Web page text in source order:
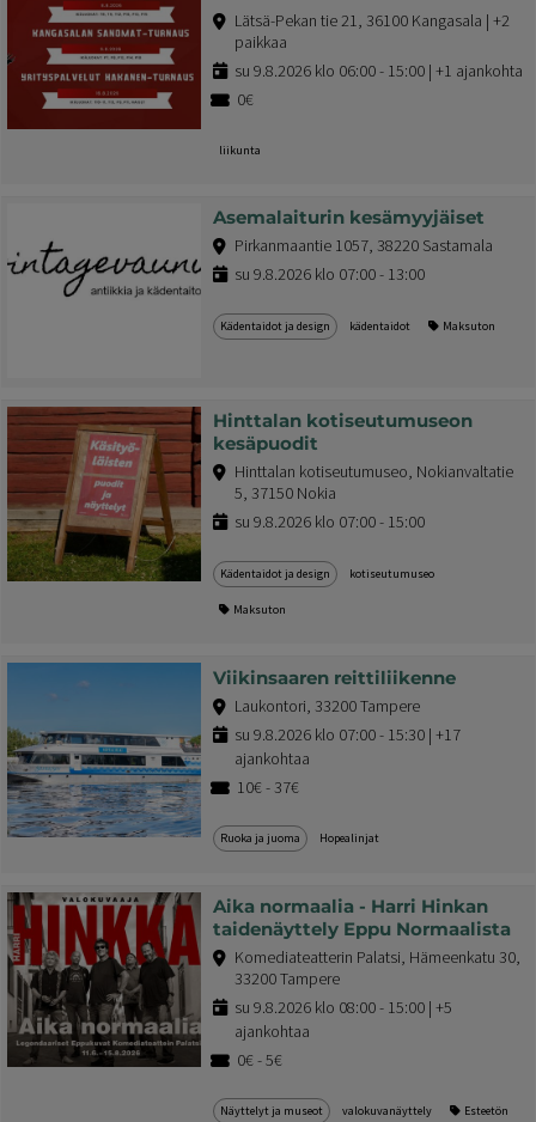
Lätsä-Pekan tie 21, 36100 Kangasala | +2
paikkaa
su 9.8.2026 klo 06:00 - 15:00 | +1 ajankohta
0€
liikunta
Asemalaiturin kesämyyjäiset
Pirkanmaantie 1057, 38220 Sastamala
su 9.8.2026 klo 07:00 - 13:00
Kädentaidot ja design kädentaidot Maksuton
Hinttalan kotiseutumuseon
kesäpuodit
Hinttalan kotiseutumuseo, Nokianvaltatie
5, 37150 Nokia
su 9.8.2026 klo 07:00 - 15:00
Kädentaidot ja design kotiseutumuseo
Maksuton
Viikinsaaren reittiliikenne
Laukontori, 33200 Tampere
su 9.8.2026 klo 07:00 - 15:30 | +17
ajankohtaa
10€ - 37€
Ruoka ja juoma Hopealinjat
Aika normaalia - Harri Hinkan
taidenäyttely Eppu Normaalista
Komediateatterin Palatsi, Hämeenkatu 30,
33200 Tampere
su 9.8.2026 klo 08:00 - 15:00 | +5
ajankohtaa
0€ - 5€
Näyttelyt ja museot valokuvanäyttely Esteetön